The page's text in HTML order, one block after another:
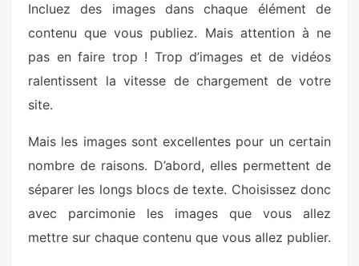
Incluez des images dans chaque élément de
contenu que vous publiez. Mais attention à ne
pas en faire trop ! Trop d’images et de vidéos
ralentissent la vitesse de chargement de votre
site.
Mais les images sont excellentes pour un certain
nombre de raisons. D’abord, elles permettent de
séparer les longs blocs de texte. Choisissez donc
avec parcimonie les images que vous allez
mettre sur chaque contenu que vous allez publier.